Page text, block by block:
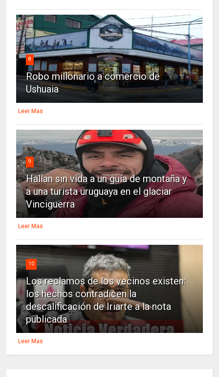
8
Robo millonario a comercio de
Ushuaia
Leer Mas
9
Hallan sin vida a un guía de montaña y
a una turista uruguaya en el glaciar
Vinciguerra
Leer Mas
10
Los reclamos de los vecinos existen:
los hechos contradicen la
descalificación de Iriarte a la nota
publicada
Leer Mas